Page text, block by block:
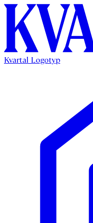
Kvartal Logotyp